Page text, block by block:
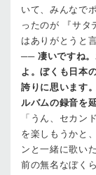
いて、みんなで
ったのが 『サタ
はありがとうと
── 凄いですね
よ。ぼくも日本
誇りに思います
ルバムの録音を
「うん、セカン
を楽しもうかと
ンと一緒に歌い
前の無名なぼく